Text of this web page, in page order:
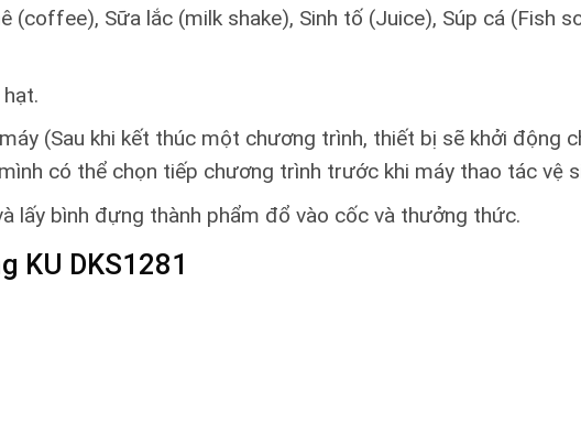
(coffee), Sữa lắc (milk shake), Sinh tố (Juice), Súp cá (Fish
(Sau khi kết thúc một chương trình, thiết bị sẽ khởi động
có thể chọn tiếp chương trình trước khi máy thao tác vệ
lấy bình đựng thành phẩm đổ vào cốc và thưởng thức.
KU DKS1281